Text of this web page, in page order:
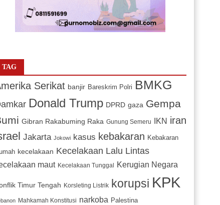
TAG
Serikat banjir Bareskrim Polri BMKG
Donald Trump DPRD gaza Gempa
Gibran Rakabuming Raka Gunung Semeru IKN iran
Jakarta Jokowi kasus kebakaran Kebakaran
kecelakaan Kecelakaan Lalu Lintas
maut Kecelakaan Tunggal Kerugian Negara
Timur Tengah Korsleting Listrik korupsi KPK
Mahkamah Konstitusi narkoba Palestina